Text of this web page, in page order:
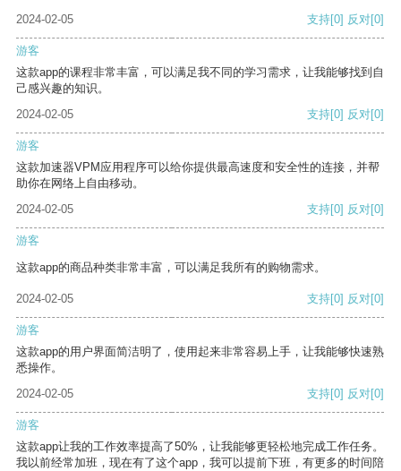
2024-02-05 支持[0] 反对[0]
游客
这款app的课程非常丰富，可以满足我不同的学习需求，让我能够找到自
己感兴趣的知识。
2024-02-05
支持[0] 反对[0]
游客
这款加速器VPM应用程序可以给你提供最高速度和安全性的连接，并帮
助你在网络上自由移动。
2024-02-05
支持[0] 反对[0]
游客
这款app的商品种类非常丰富，可以满足我所有的购物需求。
2024-02-05 支持[0] 反对[0]
游客
这款app的用户界面简洁明了，使用起来非常容易上手，让我能够快速熟
悉操作。
2024-02-05
支持[0] 反对[0]
游客
这款app让我的工作效率提高了50%，让我能够更轻松地完成工作任务。
我以前经常加班，现在有了这个app，我可以提前下班，有更多的时间陪